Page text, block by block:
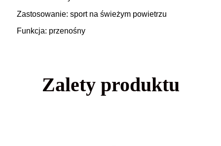
Zastosowanie: sport na świeżym powietrzu
Funkcja: przenośny
Zalety produktu